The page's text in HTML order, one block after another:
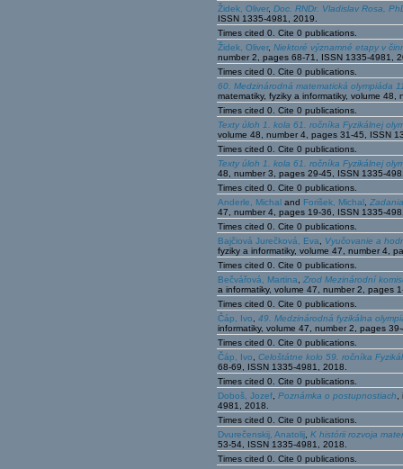
Židek, Oliver, Doc. RNDr. Vladislav Rosa,
ISSN 1335-4981, 2019.
Times cited 0. Cite 0 publications.
Židek, Oliver, Niektoré významné etapy v
number 2, pages 68-71, ISSN 1335-4981,
Times cited 0. Cite 0 publications.
60. Medzinárodná matematická olympiáda
matematiky, fyziky a informatiky, volume
Times cited 0. Cite 0 publications.
Texty úloh 1. kola 61. ročníka Fyzikálnej
volume 48, number 4, pages 31-45, ISSN
Times cited 0. Cite 0 publications.
Texty úloh 1. kola 61. ročníka Fyzikálnej
48, number 3, pages 29-45, ISSN 1335-
Times cited 0. Cite 0 publications.
Anderle, Michal and Forišek, Michal
47, number 4, pages 19-36, ISSN 1335-
Times cited 0. Cite 0 publications.
Bajčiová Jurečková, Eva
Vyučovanie a
fyziky a informatiky, volume 47, number 4,
Times cited 0. Cite 0 publications.
Bečvářová, Martina
Zrod Mezinárodní
a informatiky, volume 47, number 2, pages
Times cited 0. Cite 0 publications.
Čáp, Ivo
49. Medzinárodná fyzikálna
informatiky, volume 47, number 2, pages
Times cited 0. Cite 0 publications.
Čáp, Ivo
Celoštátne kolo 59. ročníka
68-69, ISSN 1335-4981, 2018.
Times cited 0. Cite 0 publications.
Doboš, Jozef Poznámka o postupnostiach
4981, 2018.
Times cited 0. Cite 0 publications.
Dvurečenskij, Anatolij K histórii rozvoja
53-54, ISSN 1335-4981, 2018.
Times cited 0. Cite 0 publications.